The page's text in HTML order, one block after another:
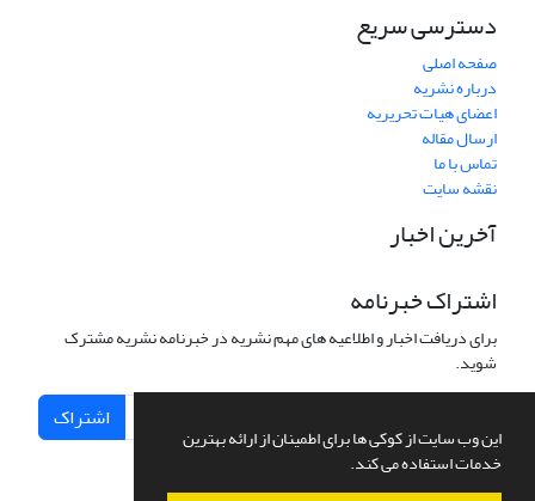
این وب سایت از کوکی ها برای اطمینان از ارائه بهترین
خدمات استفاده می کند.
دسترسی سریع
صفحه اصلی
درباره نشریه
اعضای هیات تحریریه
ارسال مقاله
تماس با ما
نقشه سایت
آخرین اخبار
اشتراک خبرنامه
برای دریافت اخبار و اطلاعیه های مهم نشریه در خبرنامه نشریه مشترک
شوید.
اشتراک